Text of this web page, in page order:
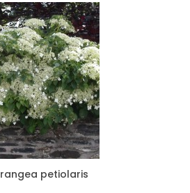
petiolaris